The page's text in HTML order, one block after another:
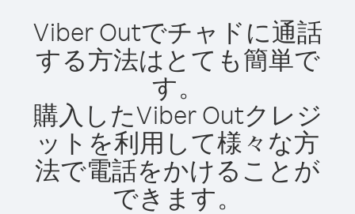
Viber Outでチャドに通話
する方法はとても簡単で
す。
購入したViber Outクレジ
ットを利用して様々な方
法で電話をかけることが
できます。